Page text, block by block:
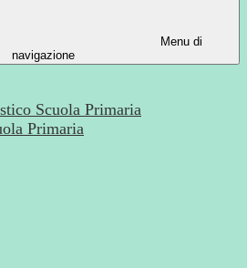
Menu di
navigazione
Scuola Primaria
Primaria